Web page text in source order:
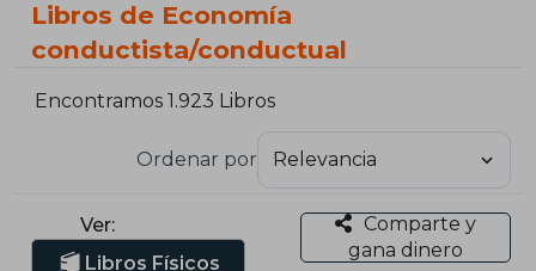
Libros de Economía
conductista/conductual
Encontramos 1.923 Libros
Ordenar por
Ver:
Libros Físicos
Comparte y
gana dinero